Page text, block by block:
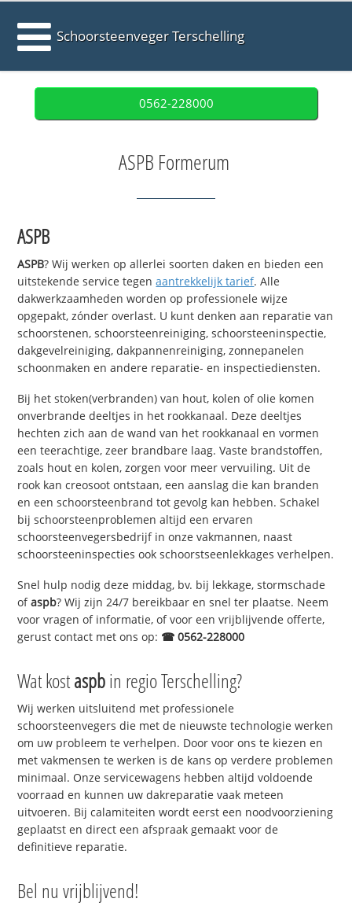
Schoorsteenveger Terschelling
0562-228000
ASPB Formerum
ASPB
ASPB? Wij werken op allerlei soorten daken en bieden een
uitstekende service tegenaantrekkelijk tarief. Alle
dakwerkzaamheden worden op professionele wijze
opgepakt, zónder overlast. U kunt denken aan reparatie van
schoorstenen, schoorsteenreiniging, schoorsteeninspectie,
dakgevelreiniging, dakpannenreiniging, zonnepanelen
schoonmaken en andere reparatie- en inspectiediensten.
Bij het stoken(verbranden) van hout, kolen of olie komen
onverbrande deeltjes in het rookkanaal. Deze deeltjes
hechten zich aan de wand van het rookkanaal en vormen
een teerachtige, zeer brandbare laag. Vaste brandstoffen,
zoals hout en kolen, zorgen voor meer vervuiling. Uit de
rook kan creosoot ontstaan, een aanslag die kan branden
en een schoorsteenbrand tot gevolg kan hebben. Schakel
bij schoorsteenproblemen altijd een ervaren
schoorsteenvegersbedrijf in onze vakmannen, naast
schoorsteeninspecties ook schoorstseenlekkages verhelpen.
Snel hulp nodig deze middag, bv. bij lekkage, stormschade
ofaspb? Wij zijn 24/7 bereikbaar en snel ter plaatse. Neem
voor vragen of informatie, of voor een vrijblijvende offerte,
gerust contact met ons op: ☎ 0562-228000
Wat kostaspbin regio Terschelling?
Wij werken uitsluitend met professionele
schoorsteenvegers die met de nieuwste technologie werken
om uw probleem te verhelpen. Door voor ons te kiezen en
met vakmensen te werken is de kans op verdere problemen
minimaal. Onze servicewagens hebben altijd voldoende
voorraad en kunnen uw dakreparatie vaak meteen
uitvoeren. Bij calamiteiten wordt eerst een noodvoorziening
geplaatst en direct een afspraak gemaakt voor de
definitieve reparatie.
Bel nu vrijblijvend!